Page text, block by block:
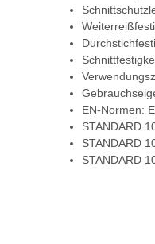
EN-Normen:
STANDARD
STANDARD
STANDARD